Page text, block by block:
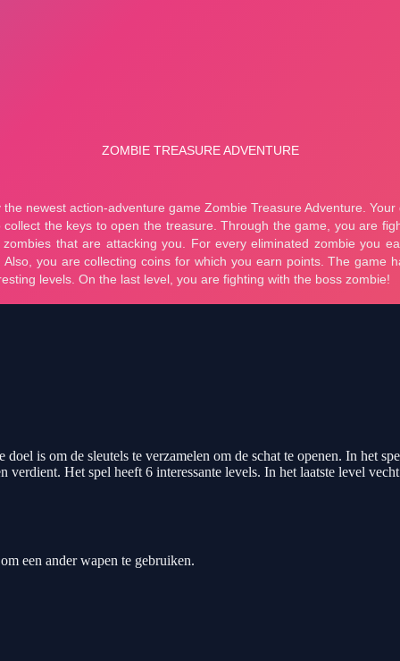
is om de sleutels te verzamelen om de schat te openen. In het
Het spel heeft 6 interessante levels. In het laatste level
een ander wapen te gebruiken.